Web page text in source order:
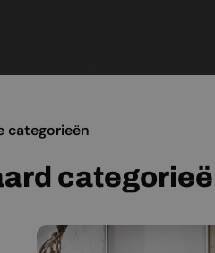
categorieën